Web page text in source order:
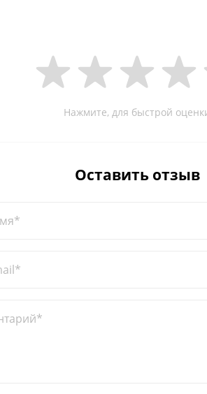
Нажмите, для быстрой
Оставить отзыв